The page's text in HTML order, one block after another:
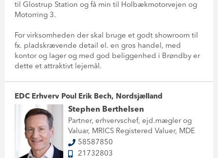
til Glostrup Station og få min til Holbækmotorvejen og
Motorring 3.
For virksomheden der skal bruge et godt showroom til
fx. pladskrævende detail el. en gros handel, med
kontor og lager og med god beliggenhed i Brøndby er
dette et attraktivt lejemål.
EDC Erhverv Poul Erik Bech, Nordsjælland
Stephen Berthelsen
Partner, erhvervschef, ejd.mægler og
Valuar, MRICS Registered Valuer, MDE
58587850
21732803